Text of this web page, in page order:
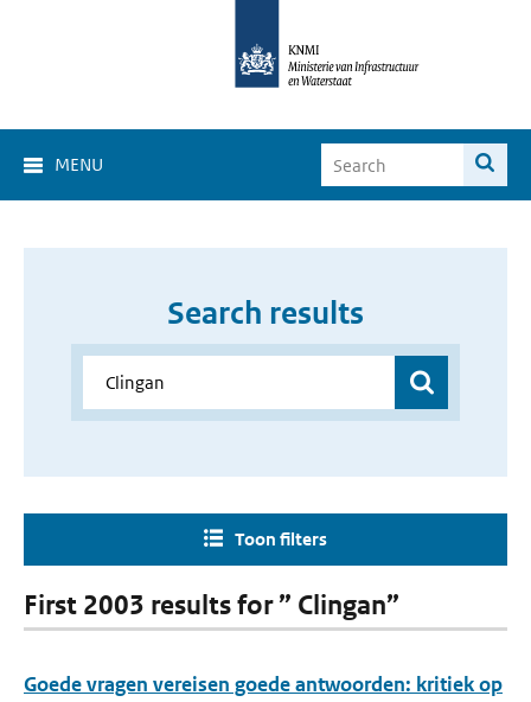
MENU
Search results
Toon filters
First 2003 results for ” Clingan”
Goede vragen vereisen goede antwoorden: kritiek op